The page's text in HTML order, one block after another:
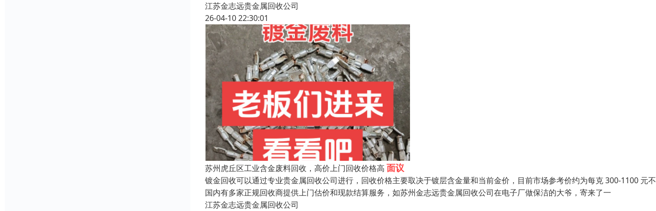
江苏金志远贵金属回收公司
26-04-10 22:30:01
苏州虎丘区工业含金废料回收，高价上门回收价格高 面议
镀金回收可以通过专业贵金属回收公司进行，‌回收价格主要取决于镀层含金量和当前金价‌，目前市场参考价约为每克 300-1100 元
国内有多家正规回收商提供上门估价和现款结算服务，如苏州金志远贵金属回收公司在电子厂做保洁的大爷，寄来了一
江苏金志远贵金属回收公司